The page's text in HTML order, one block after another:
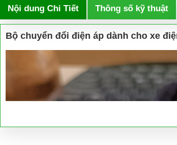
Nội dung Chi Tiết Thông số kỹ thuật
Bộ chuyển đổi điện áp dành cho xe